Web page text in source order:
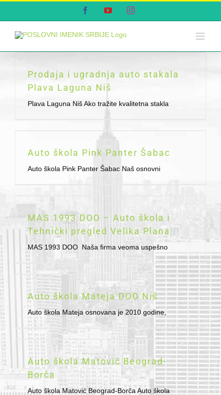
FacebookYouTubeInstagram
Prodaja i ugradnja auto stakala
Plava Laguna Niš
Plava Laguna Niš Ako tražite kvalitetna stakla
Auto škola Pink Panter Šabac
Auto škola Pink Panter Šabac Naš osnovni
MAS 1993 DOO – Auto škola i
Tehnički pregled Velika Plana
MAS 1993 DOO Naša firma veoma uspešno
Auto škola Mateja DOO Niš
Auto škola Mateja osnovana je 2010 godine,
Auto škola Matović Beograd-
Borča
Auto škola Matović Beograd-Borča Auto škola